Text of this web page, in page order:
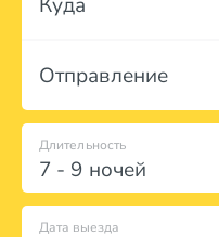
Отправление
7 - 9 ночей
Длительность
Дата выезда